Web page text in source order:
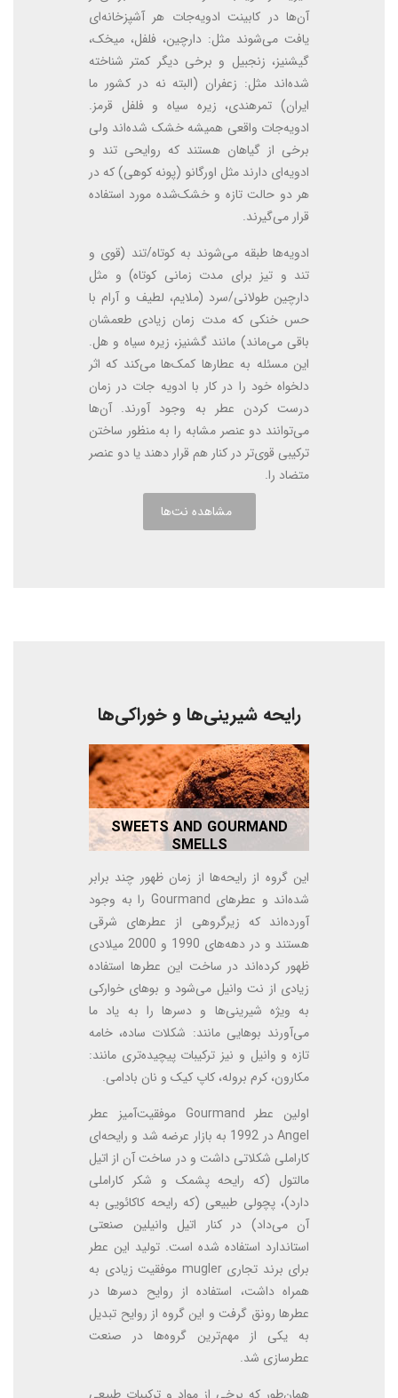
آن‌ها در کابینت ادویه‌جات هر آشپزخانه‌ای
یافت می‌شوند مثل: دارچین، فلفل، میخک،
گیشنیز، زنجبیل و برخی دیگر کمتر شناخته
شده‌اند مثل: زعفران (البته نه در کشور ما
ایران) تمرهندی، زیره سیاه و فلفل قرمز.
ادویه‌جات واقعی همیشه خشک شده‌اند ولی
برخی از گیاهان هستند که روایحی تند و
ادویه‌ای دارند مثل اورگانو (پونه کوهی) که در
هر دو حالت تازه و خشک‌شده مورد استفاده
قرار می‌گیرند.
ادویه‌ها طبقه می‌شوند به کوتاه/تند (قوی و
تند و تیز برای مدت زمانی کوتاه) و مثل
دارچین طولانی/سرد (ملایم، لطیف و آرام با
حس خنکی که مدت زمان زیادی طعمشان
باقی می‌ماند) مانند گشنیز، زیره سیاه و هل.
این مسئله به عطارها کمک‌ها می‌کند که اثر
دلخواه خود را در کار با ادویه جات در زمان
درست کردن عطر به وجود آورند. آن‌ها
می‌توانند دو عنصر مشابه را به منظور ساختن
ترکیبی قوی‌تر در کنار هم قرار دهند یا دو عنصر
متضاد را.
مشاهده نت‌ها
رایحه شیرینی‌ها و خوراکی‌ها
SWEETS AND GOURMAND
SMELLS
این گروه از رایحه‌ها از زمان ظهور چند برابر
شده‌اند و عطرهای Gourmand را به وجود
آورده‌اند که زیرگروهی از عطرهای شرقی
هستند و در دهه‌های 1990 و 2000 میلادی
ظهور کرده‌اند در ساخت این عطرها استفاده
زیادی از نت وانیل می‌شود و بوهای خوارکی
به ویژه شیرینی‌ها و دسرها را به یاد ما
می‌آورند بوهایی مانند: شکلات ساده، خامه
تازه و وانیل و نیز ترکیبات پیچیده‌تری مانند:
مکارون، کرم بروله، کاپ کیک و نان بادامی.
اولین عطر Gourmand موفقیت‌آمیز عطر
Angel در 1992 به بازار عرضه شد و رایحه‌ای
کاراملی شکلاتی داشت و در ساخت آن از اتیل
مالتول (که رایحه پشمک و شکر کاراملی
دارد)، پچولی طبیعی (که رایحه کاکائویی به
آن می‌داد) در کنار اتیل وانیلین صنعتی
استاندارد استفاده شده است. تولید این عطر
برای برند تجاری mugler موفقیت زیادی به
همراه داشت، استفاده از روایح دسرها در
عطرها رونق گرفت و این گروه از روایح تبدیل
به یکی از مهم‌ترین گروه‌ها در صنعت
عطرسازی شد.